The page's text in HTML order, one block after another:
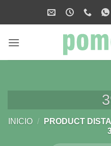
INICIO / PRODUCT